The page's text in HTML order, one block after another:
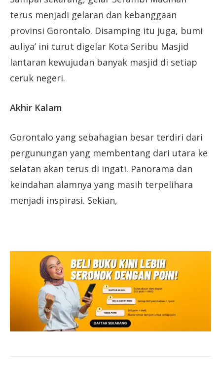
terus menjadi gelaran dan kebanggaan
provinsi Gorontalo. Disamping itu juga, bumi
auliya’ ini turut digelar Kota Seribu Masjid
lantaran kewujudan banyak masjid di setiap
ceruk negeri.
Akhir Kalam
Gorontalo yang sebahagian besar terdiri dari
pergunungan yang membentang dari utara ke
selatan akan terus di ingati. Panorama dan
keindahan alamnya yang masih terpelihara
menjadi inspirasi. Sekian,